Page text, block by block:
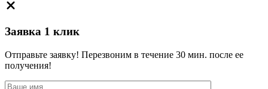
Заявка 1 клик
Отправьте заявку! Перезвоним в течение 30 мин. после ее
получения!